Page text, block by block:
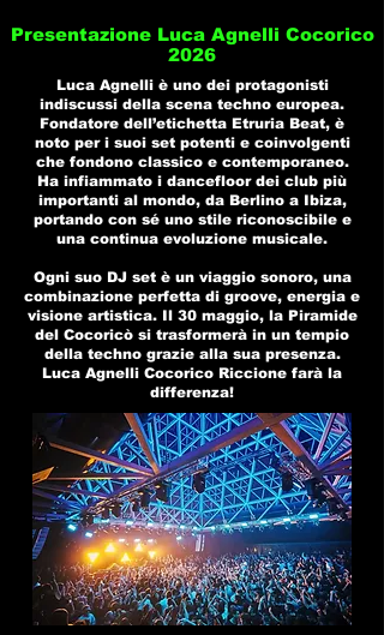
Presentazione Luca Agnelli Cocorico
2026
Luca Agnelli è uno dei protagonisti
indiscussi della scena techno europea.
Fondatore dell’etichetta Etruria Beat, è
noto per i suoi set potenti e coinvolgenti
che fondono classico e contemporaneo.
Ha infiammato i dancefloor dei club più
importanti al mondo, da Berlino a Ibiza,
portando con sé uno stile riconoscibile e
una continua evoluzione musicale.
Ogni suo DJ set è un viaggio sonoro, una
combinazione perfetta di groove, energia e
visione artistica. Il 30 maggio, la Piramide
del Cocoricò si trasformerà in un tempio
della techno grazie alla sua presenza.
Luca Agnelli Cocorico Riccione farà la
differenza!